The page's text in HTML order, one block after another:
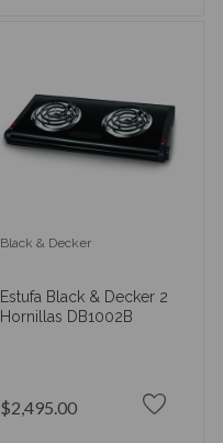
Black & Decker
Estufa Black & Decker 2
Hornillas DB1002B
$2,495.00